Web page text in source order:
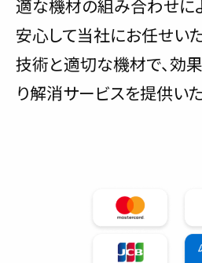
適な機材の組み合わせに
安心して当社にお任せい
技術と適切な機材で、効
り解消サービスを提供いた